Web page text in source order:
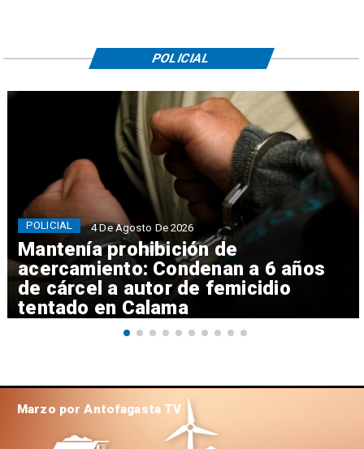
Mantenía prohibición de
acercamiento: Condenan a 6 años
de cárcel a autor de femicidio
tentado en Calama
POLICIAL 4 De Agosto De 2026
POLICIAL
Marzo por Antofagasta TV